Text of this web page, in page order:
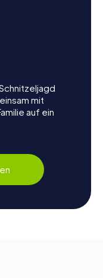
mit
auf ein